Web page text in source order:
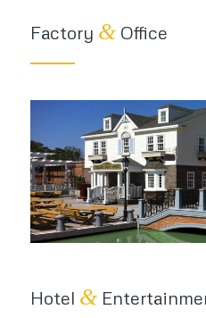
Factory &Office
Hotel &